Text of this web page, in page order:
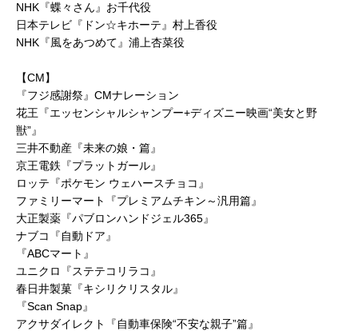
NHK『蝶々さん』お千代役
日本テレビ『ドン☆キホーテ』村上香役
NHK『風をあつめて』浦上杏菜役
【CM】
『フジ感謝祭』CMナレーション
花王『エッセンシャルシャンプー+ディズニー映画“美女と野
獣”』
三井不動産『未来の娘・篇』
京王電鉄『プラットガール』
ロッテ『ポケモン ウェハースチョコ』
ファミリーマート『プレミアムチキン～汎用篇』
大正製薬『パブロンハンドジェル365』
ナブコ『自動ドア』
『ABCマート』
ユニクロ『ステテコリラコ』
春日井製菓『キシリクリスタル』
『Scan Snap』
アクサダイレクト『自動車保険“不安な親子”篇』